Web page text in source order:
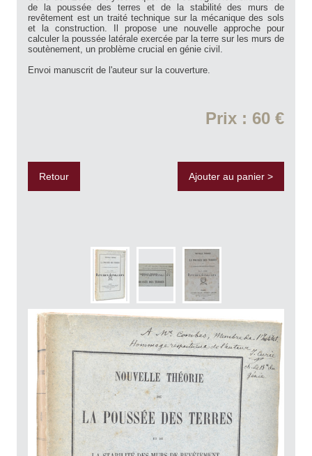
de la poussée des terres et de la stabilité des murs de
revêtement est un traité technique sur la mécanique des sols
et la construction. Il propose une nouvelle approche pour
calculer la poussée latérale exercée par la terre sur les murs de
soutènement, un problème crucial en génie civil.
Envoi manuscrit de l'auteur sur la couverture.
Prix : 60 €
Retour Ajouter au panier >